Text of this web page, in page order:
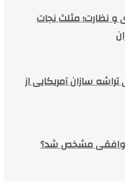
و نظارت؛ مثلث نجات
سازان آمریکایی از
توافقی مشخص شد؟